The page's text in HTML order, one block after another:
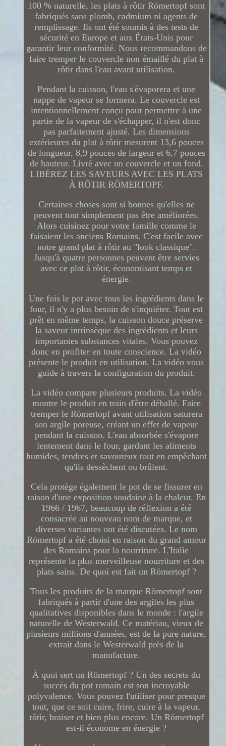
100 % naturelle, les plats à rôtir Römertopf sont
fabriqués sans plomb, cadmium ni agents de
remplissage. Ils ont été soumis à des tests de
sécurité en Europe et aux États-Unis pour
garantir leur conformité. Nous recommandons de
faire tremper le couvercle non émaillé du plat à
rôtir dans l'eau avant utilisation.
Pendant la cuisson, l'eau s'évaporera et une
nappe de vapeur se formera. Le couvercle est
intentionnellement conçu pour permettre à une
partie de la vapeur de s'échapper, il n'est donc
pas parfaitement ajusté. Les dimensions
extérieures du plat à rôtir mesurent 13,6 pouces
de longueur, 8,9 pouces de largeur et 6,7 pouces
de hauteur. Livré avec un couvercle et un fond.
LIBÉREZ LES SAVEURS AVEC LES PLATS
À RÔTIR RÖMERTOPF.
Certaines choses sont si bonnes qu'elles ne
peuvent tout simplement pas être améliorées.
Alors cuisinez pour votre famille comme le
faisaient les anciens Romains. C'est facile avec
notre grand plat à rôtir au "look classique".
Jusqu'à quatre personnes peuvent être servies
avec ce plat à rôtir, économisant temps et
énergie.
Une fois le pot avec tous les ingrédients dans le
four, il n'y a plus besoin de s'inquiéter. Tout est
prêt en même temps, la cuisson douce préserve
la saveur intrinsèque des ingrédients et leurs
importantes substances vitales. Vous pouvez
donc en profiter en toute conscience. La vidéo
présente le produit en utilisation. La vidéo vous
guide à travers la configuration du produit.
La vidéo compare plusieurs produits. La vidéo
montre le produit en train d'être déballé. Faire
tremper le Römertopf avant utilisation saturera
son argile poreuse, créant un effet de vapeur
pendant la cuisson. L'eau absorbée s'évapore
lentement dans le four, gardant les aliments
humides, tendres et savoureux tout en empêchant
qu'ils dessèchent ou brûlent.
Cela protège également le pot de se fissurer en
raison d'une exposition soudaine à la chaleur. En
1966 / 1967, beaucoup de réflexion a été
consacrée au nouveau nom de marque, et
diverses variantes ont été discutées. Le nom
Römertopf a été choisi en raison du grand amour
des Romains pour la nourriture. L'Italie
représente la plus merveilleuse nourriture et des
plats sains. De quoi est fait un Römertopf ?
Tous les produits de la marque Römertopf sont
fabriqués à partir d'une des argiles les plus
qualitatives disponibles dans le monde : l'argile
naturelle de Westerwald. Ce matériau, vieux de
plusieurs millions d'années, est de la pure nature,
extrait dans le Westerwald près de la
manufacture.
À quoi sert un Römertopf ? Un des secrets du
succès du pot romain est son incroyable
polyvalence. Vous pouvez l'utiliser pour presque
tout, que ce soit cuire, frire, cuire à la vapeur,
rôtir, braiser et bien plus encore. Un Römertopf
est-il économe en énergie ?